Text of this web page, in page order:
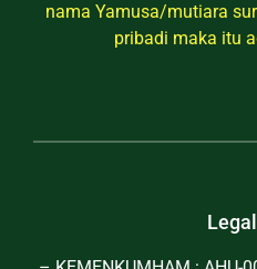
nama Yamusa/mutiara
pribadi maka itu